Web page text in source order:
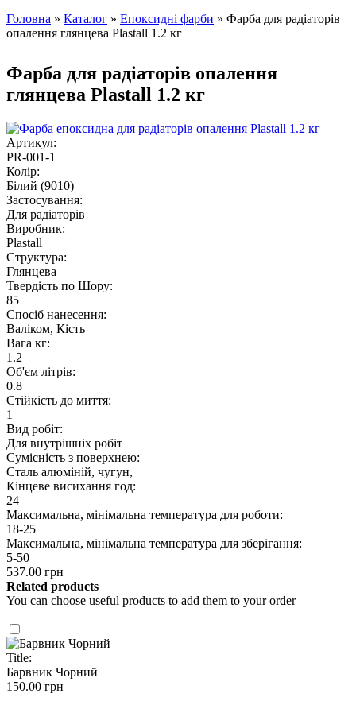
Eşti aici
Головна » Каталог » Епоксидні фарби » Фарба для радіаторів
опалення глянцева Plastall 1.2 кг
Фарба для радіаторів опалення
глянцева Plastall 1.2 кг
Артикул:
PR-001-1
Колір:
Білий (9010)
Застосування:
Для радіаторів
Виробник:
Plastall
Структура:
Глянцева
Твердість по Шору:
85
Спосіб нанесення:
Валіком, Кість
Вага кг:
1.2
Об'єм літрів:
0.8
Стійкість до миття:
1
Вид робіт:
Для внутрішніх робіт
Сумісність з поверхнею:
Сталь алюміній, чугун,
Кінцеве висихання год:
24
Максимальна, мінімальна температура для роботи:
18-25
Максимальна, мінімальна температура для зберігання:
5-50
537.00 грн
Related products
You can choose useful products to add them to your order
Title:
Барвник Чорний
150.00 грн